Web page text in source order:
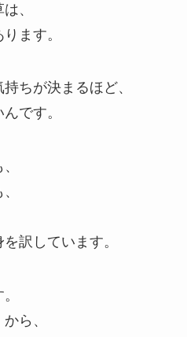
、
ます。
ちが決まるほど、
です。
訳しています。
ら、